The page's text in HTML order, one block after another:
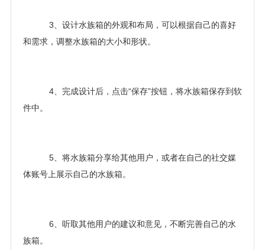
3、设计水族箱的外观和布局，可以根据自己的喜好
和需求，调整水族箱的大小和形状。
4、完成设计后，点击“保存”按钮，将水族箱保存到软
件中。
5、将水族箱分享给其他用户，或者在自己的社交媒
体账号上展示自己的水族箱。
6、听取其他用户的建议和意见，不断完善自己的水
族箱。